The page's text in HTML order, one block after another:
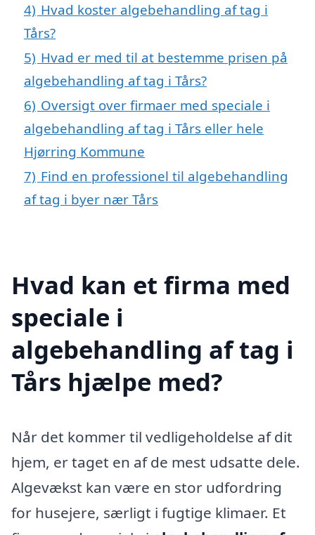
4) Hvad koster algebehandling af tag i
Tårs?
5) Hvad er med til at bestemme prisen på
algebehandling af tag i Tårs?
6) Oversigt over firmaer med speciale i
algebehandling af tag i Tårs eller hele
Hjørring Kommune
7) Find en professionel til algebehandling
af tag i byer nær Tårs
Hvad kan et firma med
speciale i
algebehandling af tag i
Tårs hjælpe med?
Når det kommer til vedligeholdelse af dit
hjem, er taget en af de mest udsatte dele.
Algevækst kan være en stor udfordring
for husejere, særligt i fugtige klimaer. Et